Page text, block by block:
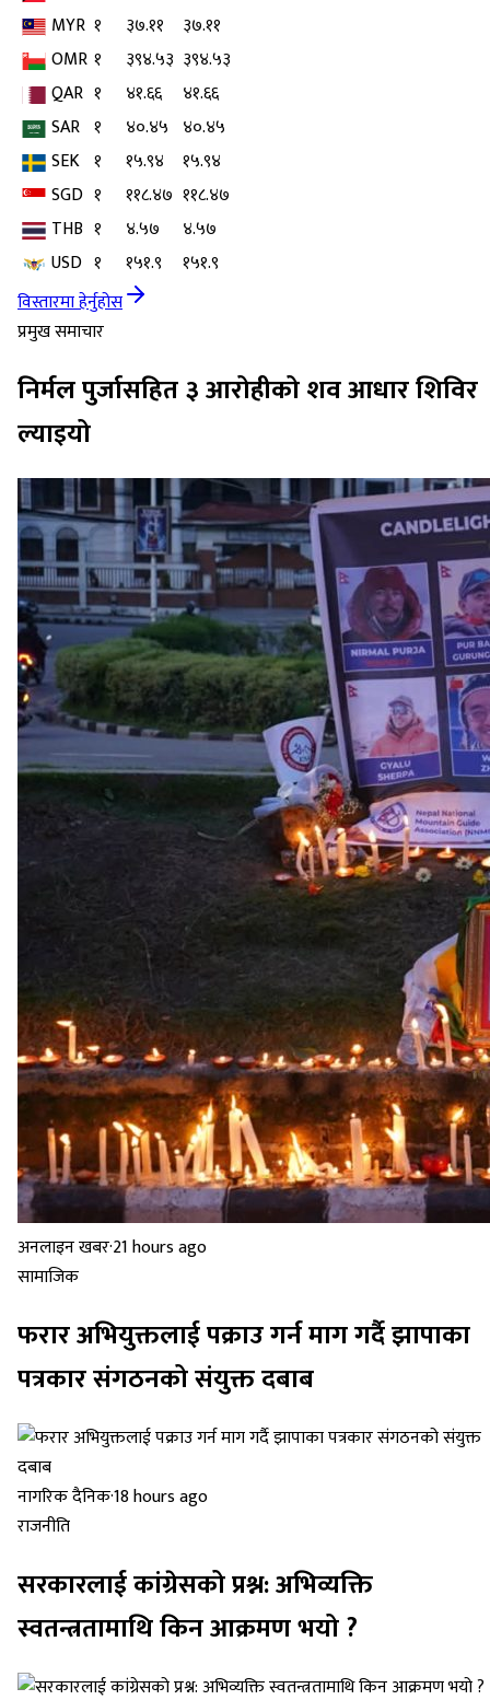
MYR १ ३७.११
३७.११
OMR १ ३९४.५३ ३९४.५३
QAR १ ४१.६६
४१.६६
SAR १ ४०.४५ ४०.४५
SEK १ १५.९४
१५.९४
SGD १ ११८.४७ ११८.४७
THB १ ४.५७
४.५७
USD १ १५१.९
१५१.९
विस्तारमा हेर्नुहोस
प्रमुख समाचार
निर्मल पुर्जासहित ३ आरोहीको शव आधार शिविर
ल्याइयो
अनलाइन खबर·21 hours ago
सामाजिक
फरार अभियुक्तलाई पक्राउ गर्न माग गर्दै झापाका
पत्रकार संगठनको संयुक्त दबाब
नागरिक दैनिक·18 hours ago
राजनीति
सरकारलाई कांग्रेसको प्रश्न: अभिव्यक्ति
स्वतन्त्रतामाथि किन आक्रमण भयो ?